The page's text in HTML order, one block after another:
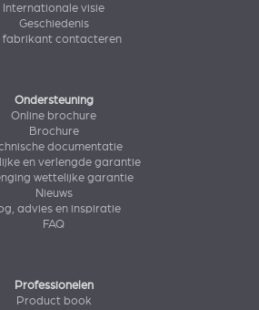
Internationale visie
Geschiedenis
fabrikant contacteren
Ondersteuning
Online brochure
Brochure
documentatie
en verlengde garantie
wettelijke garantie
Nieuws
advies en inspiratie
FAQ
Professionelen
Product book